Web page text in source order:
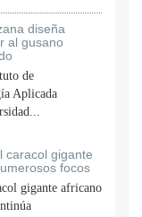
diseña
al gusano
de
Aplicada
caracol gigante
focos
gigante africano